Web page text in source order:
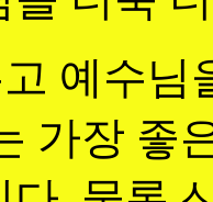
예수님
가장 좋